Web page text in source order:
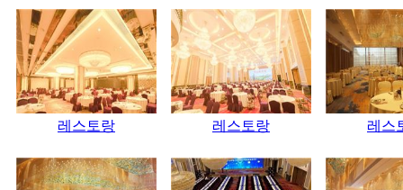
레스토랑 레스토랑 레스